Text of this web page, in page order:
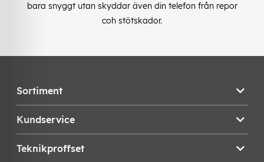
bara snyggt utan skyddar även din telefon från repor
coh stötskador.
Sortiment
Kundservice
Teknikproffset